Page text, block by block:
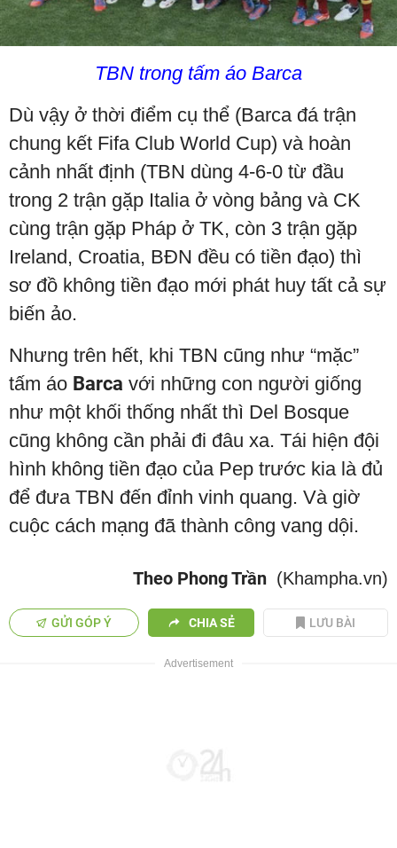
TBN trong tấm áo Barca
Dù vậy ở thời điểm cụ thể (Barca đá trận
chung kết Fifa Club World Cup) và hoàn
cảnh nhất định (TBN dùng 4-6-0 từ đầu
trong 2 trận gặp Italia ở vòng bảng và CK
cùng trận gặp Pháp ở TK, còn 3 trận gặp
Ireland, Croatia, BĐN đều có tiền đạo) thì
sơ đồ không tiền đạo mới phát huy tất cả sự
biến ảo.
Nhưng trên hết, khi TBN cũng như “mặc”
tấm áo Barca với những con người giống
như một khối thống nhất thì Del Bosque
cũng không cần phải đi đâu xa. Tái hiện đội
hình không tiền đạo của Pep trước kia là đủ
để đưa TBN đến đỉnh vinh quang. Và giờ
cuộc cách mạng đã thành công vang dội.
Theo Phong Trần (Khampha.vn)
GỬI GÓP Ý CHIA SẺ LƯU BÀI